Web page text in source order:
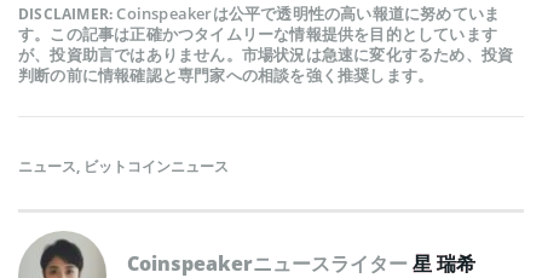
DISCLAIMER:Coinspeakerは公平で透明性の高い報道に努めていま
す。この記事は正確かつタイムリーな情報提供を目的としています
が、投資助言ではありません。市場状況は急速に変化するため、投資
判断の前に情報確認と専門家への相談を強く推奨します。
ニュース, ビットコインニュース
Coinspeakerニュースライター星 瑞希